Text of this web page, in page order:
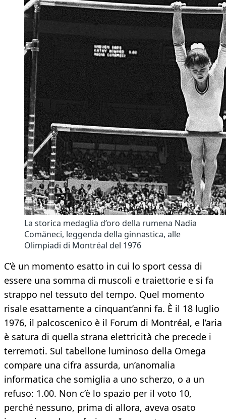
La storica medaglia d’oro della rumena Nadia
Comăneci, leggenda della ginnastica, alle
Olimpiadi di Montréal del 1976
C’è un momento esatto in cui lo sport cessa di
essere una somma di muscoli e traiettorie e si fa
strappo nel tessuto del tempo. Quel momento
risale esattamente a cinquant’anni fa. È il 18 luglio
1976, il palcoscenico è il Forum di Montréal, e l’aria
è satura di quella strana elettricità che precede i
terremoti. Sul tabellone luminoso della Omega
compare una cifra assurda, un’anomalia
informatica che somiglia a uno scherzo, o a un
refuso: 1.00. Non c’è lo spazio per il voto 10,
perché nessuno, prima di allora, aveva osato